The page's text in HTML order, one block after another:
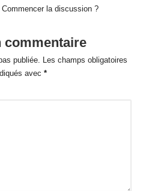
la discussion ?
commentaire
publiée.
Les champs obligatoires
avec *